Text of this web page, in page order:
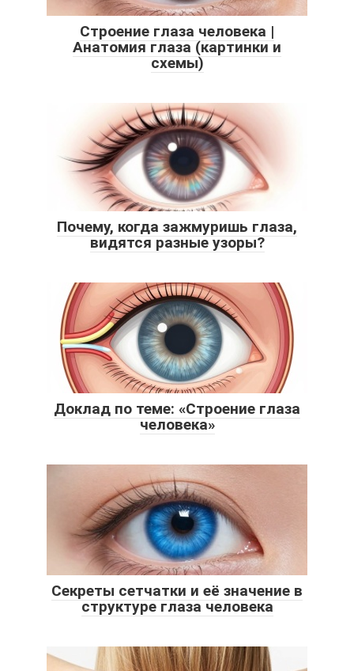
Строение глаза человека |
Анатомия глаза (картинки и
схемы)
Почему, когда зажмуришь глаза,
видятся разные узоры?
Доклад по теме: «Строение глаза
человека»
Секреты сетчатки и её значение в
структуре глаза человека